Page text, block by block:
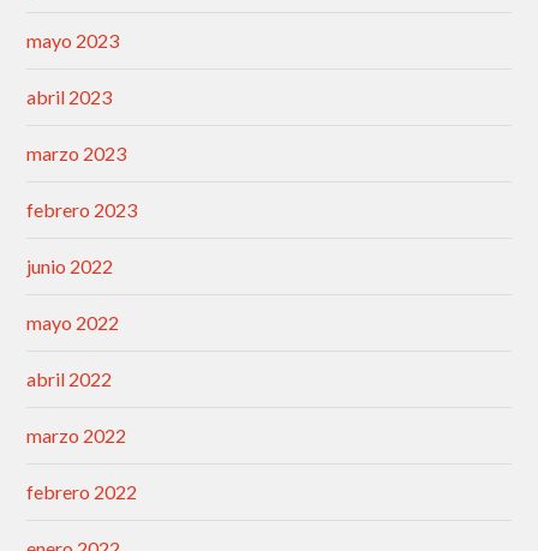
mayo 2023
abril 2023
marzo 2023
febrero 2023
junio 2022
mayo 2022
abril 2022
marzo 2022
febrero 2022